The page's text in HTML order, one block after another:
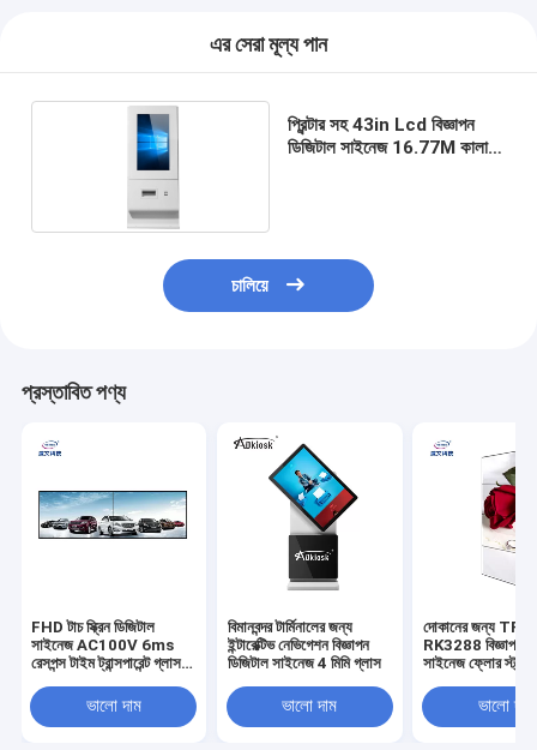
এর সেরা মূল্য পান
প্রিন্টার সহ 43in Lcd বিজ্ঞাপন
ডিজিটাল সাইনেজ 16.77M কালার
চালিয়ে
প্রস্তাবিত পণ্য
FHD টাচ স্ক্রিন ডিজিটাল
সাইনেজ AC100V 6ms
রেসপন্স টাইম ট্রান্সপারেন্ট গ্লাস
ভালো দাম
বিমানবন্দর টার্মিনালের জন্য
ইন্টারেক্টিভ নেভিগেশন বিজ্ঞাপন
ডিজিটাল সাইনেজ 4 মিমি গ্লাস
ভালো দাম
দোকানের জন্য TFT
RK3288 বিজ্ঞাপন
সাইনেজ ফ্লোর স্ট্যান্ড
ভালো দাম